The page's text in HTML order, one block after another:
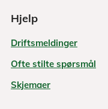
Hjelp
Driftsmeldinger
Ofte stilte spørsmål
Skjemaer